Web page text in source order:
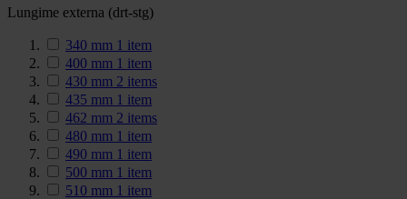
Lungime externa (drt-stg)
340 mm 1 item
400 mm 1 item
430 mm 2 items
435 mm 1 item
462 mm 2 items
480 mm 1 item
490 mm 1 item
500 mm 1 item
510 mm 1 item